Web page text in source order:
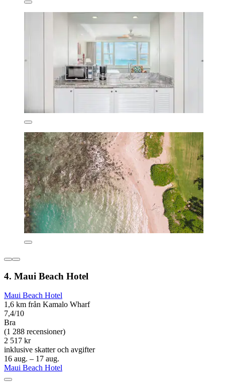
4. Maui Beach Hotel
Maui Beach Hotel
1,6 km från Kamalo Wharf
7,4/10
Bra
(1 288 recensioner)
2 517 kr
inklusive skatter och avgifter
16 aug. – 17 aug.
Maui Beach Hotel